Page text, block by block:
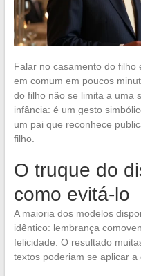
Falar no casamento do filho
em comum em poucos
do filho não se limita a uma
infância: é um gesto
um pai que reconhece
filho.
O truque do
como evitá-lo
A maioria dos modelos
idêntico: lembrança
felicidade. O resultado
textos poderiam se aplicar a